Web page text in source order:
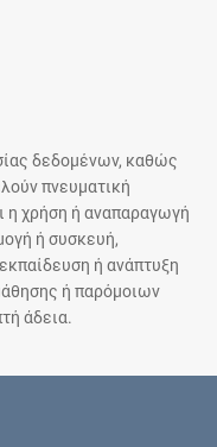
δεδομένων, καθώς
πνευματική
η χρήση ή αναπαραγωγή
ή συσκευή,
ή ανάπτυξη
ή παρόμοιων
άδεια.